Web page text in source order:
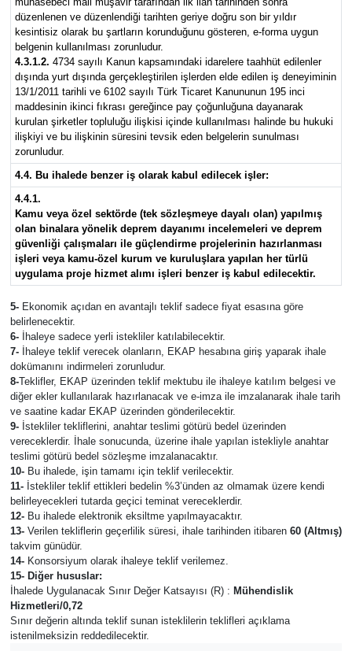
düzenlenen ve düzenlendiği tarihten geriye doğru son bir yıldır
kesintisiz olarak bu şartların korunduğunu gösteren, e-forma uygun
belgenin kullanılması zorunludur.
4.3.1.2. 4734 sayılı Kanun kapsamındaki idarelere taahhüt edilenler
dışında yurt dışında gerçekleştirilen işlerden elde edilen iş deneyiminin
13/1/2011 tarihli ve 6102 sayılı Türk Ticaret Kanununun 195 inci
maddesinin ikinci fıkrası gereğince pay çoğunluğuna dayanarak
kurulan şirketler topluluğu ilişkisi içinde kullanılması halinde bu hukuki
ilişkiyi ve bu ilişkinin süresini tevsik eden belgelerin sunulması
zorunludur.
4.4. Bu ihalede benzer iş olarak kabul edilecek işler:
4.4.1.
Kamu veya özel sektörde (tek sözleşmeye dayalı olan) yapılmış
olan binalara yönelik deprem dayanımı incelemeleri ve deprem
güvenliği çalışmaları ile güçlendirme projelerinin hazırlanması
işleri veya kamu-özel kurum ve kuruluşlara yapılan her türlü
uygulama proje hizmet alımı işleri benzer iş kabul edilecektir.
5-Ekonomik açıdan en avantajlı teklif sadece fiyat esasına göre
belirlenecektir.
6-İhaleye sadece yerli istekliler katılabilecektir.
7-İhaleye teklif verecek olanların, EKAP hesabına giriş yaparak ihale
dokümanını indirmeleri zorunludur.
8-Teklifler, EKAP üzerinden teklif mektubu ile ihaleye katılım belgesi ve
diğer ekler kullanılarak hazırlanacak ve e-imza ile imzalanarak ihale tarih
ve saatine kadar EKAP üzerinden gönderilecektir.
9-İstekliler tekliflerini, anahtar teslimi götürü bedel üzerinden
vereceklerdir. İhale sonucunda, üzerine ihale yapılan istekliyle anahtar
teslimi götürü bedel sözleşme imzalanacaktır.
10-Bu ihalede, işin tamamı için teklif verilecektir.
11-İstekliler teklif ettikleri bedelin %3’ünden az olmamak üzere kendi
belirleyecekleri tutarda geçici teminat vereceklerdir.
12- Bu ihalede elektronik eksiltme yapılmayacaktır.
13-Verilen tekliflerin geçerlilik süresi, ihale tarihinden itibaren 60 (Altmış)
takvim günüdür.
14-Konsorsiyum olarak ihaleye teklif verilemez.
15- Diğer hususlar:
İhalede Uygulanacak Sınır Değer Katsayısı (R) : Mühendislik
Hizmetleri/0,72
Sınır değerin altında teklif sunan isteklilerin teklifleri açıklama
istenilmeksizin reddedilecektir.